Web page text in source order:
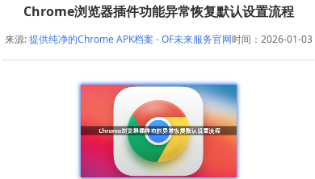
Chrome浏览器插件功能异常恢复默认设置流程
来源:提供纯净的Chrome APK档案 - OF未来服务官网时间：2026-01-03